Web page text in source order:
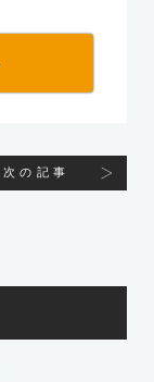
次の記事